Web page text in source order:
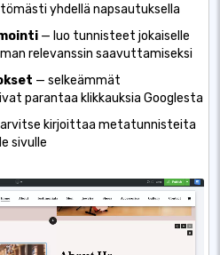
yhdellä napsautuksella
— luo tunnisteet jokaiselle
relevanssin saavuttamiseksi
— selkeämmät
parantaa klikkauksia Googlesta
kirjoittaa metatunnisteita
sivulle